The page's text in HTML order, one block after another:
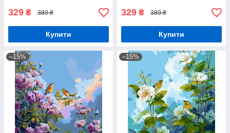
329 ₴ 389 ₴
Купити
329 ₴ 389 ₴
Купити
–15% –15%